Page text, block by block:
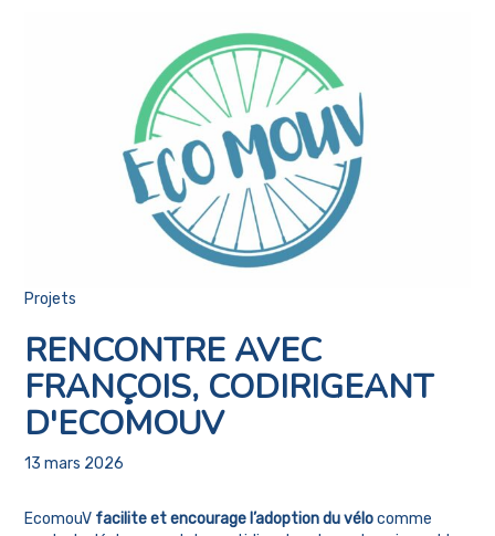
Projets
RENCONTRE AVEC
FRANÇOIS, CODIRIGEANT
D'ECOMOUV
13 mars 2026
EcomouV facilite et encourage l’adoption du vélocomme